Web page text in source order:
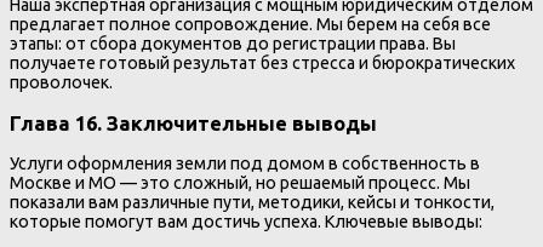
Наша экспертная организация с мощным юридическим отделом
предлагает полное сопровождение. Мы берем на себя все
этапы: от сбора документов до регистрации права. Вы
получаете готовый результат без стресса и бюрократических
проволочек.
Глава 16. Заключительные выводы
Услуги оформления земли под домом в собственность в
Москве и МО — это сложный, но решаемый процесс. Мы
показали вам различные пути, методики, кейсы и тонкости,
которые помогут вам достичь успеха. Ключевые выводы: